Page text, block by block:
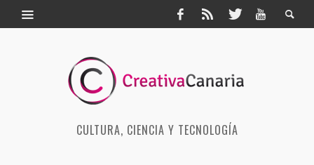
CULTURA, CIENCIA Y TECNOLOGÍA